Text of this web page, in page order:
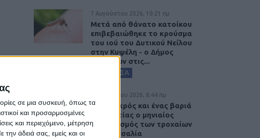
σε μια συσκευή, όπως τα
και προσαρμοσμένες
και περιεχόμενο, μέτρηση
την άδειά σας, εμείς και οι
7 Αυγούστου 2026, 10:21 πμ
Μετά από θάνατο κατοίκου
επιβεβαιώθηκε το κρούσμα
του ιού του Δυτικού Νείλου
στην Κυψέλη - ο Δήμος
Σοφάδων στις...
ΚΑΡΔΙΤΣΑ
7 Αυγούστου 2026, 8:44 πμ
Ένας νεκρός και ένας βαριά
τραυματίας ο μηνιαίος
απολογισμός των τροχαίων
στη Θεσσαλία